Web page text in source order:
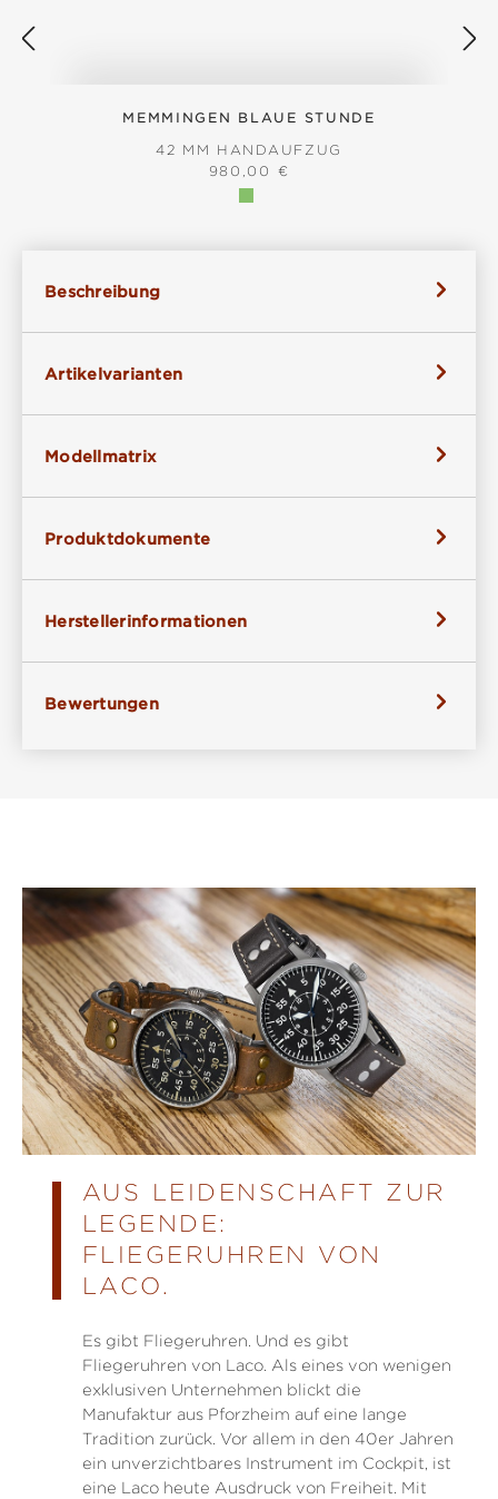
MEMMINGEN BLAUE STUNDE
42 MM HANDAUFZUG
REGULÄRER PREIS:
980,00 €
Beschreibung
Artikelvarianten
Modellmatrix
Produktdokumente
Herstellerinformationen
Bewertungen
AUS LEIDENSCHAFT ZUR
LEGENDE:
FLIEGERUHREN VON
LACO.
Es gibt Fliegeruhren. Und es gibt
Fliegeruhren von Laco. Als eines von wenigen
exklusiven Unternehmen blickt die
Manufaktur aus Pforzheim auf eine lange
Tradition zurück. Vor allem in den 40er Jahren
ein unverzichtbares Instrument im Cockpit, ist
eine Laco heute Ausdruck von Freiheit. Mit